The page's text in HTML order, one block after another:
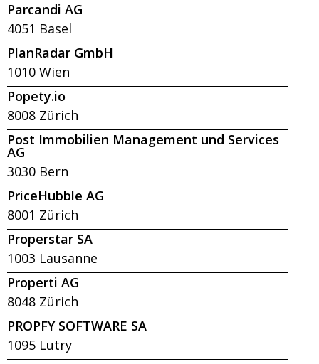
Parcandi AG
4051 Basel
PlanRadar GmbH
1010 Wien
Popety.io
8008 Zürich
Post Immobilien Management und Services
AG
3030 Bern
PriceHubble AG
8001 Zürich
Properstar SA
1003 Lausanne
Properti AG
8048 Zürich
PROPFY SOFTWARE SA
1095 Lutry